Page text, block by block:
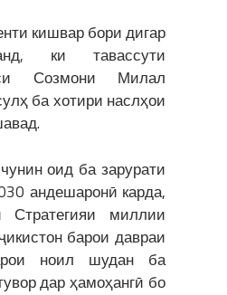
кишвар бори дигар
ки тавассути
Созмони Милал
ба хотири наслҳои
оид ба зарурати
андешаронӣ карда,
миллии
барои давраи
ноил шудан ба
дар ҳамоҳангӣ бо